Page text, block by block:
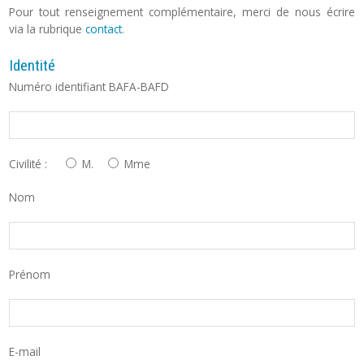
Pour tout renseignement complémentaire, merci de nous écrire
via la rubriquecontact.
Identité
Numéro identifiant BAFA-BAFD
Civilité : M. Mme
Nom
Prénom
E-mail